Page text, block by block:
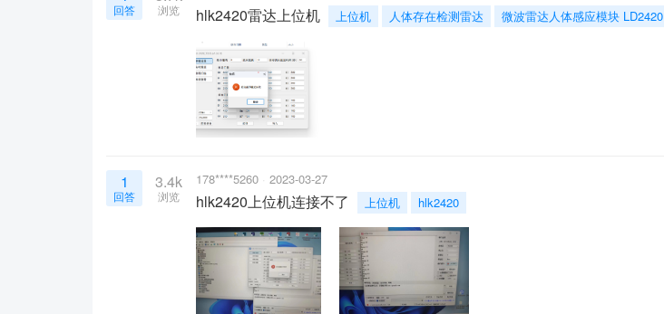
回答 浏览 hlk2420雷达上位机 上位机 人体存在检测雷达 微波雷达人体感应模块 LD2420
1
回答
3.4k
浏览
178****5260 2023-03-27
hlk2420上位机连接不了 上位机 hlk2420